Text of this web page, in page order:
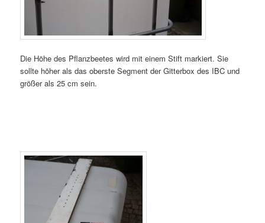
Die Höhe des Pflanzbeetes wird mit einem Stift markiert. Sie
sollte höher als das oberste Segment der Gitterbox des IBC und
größer als 25 cm sein.